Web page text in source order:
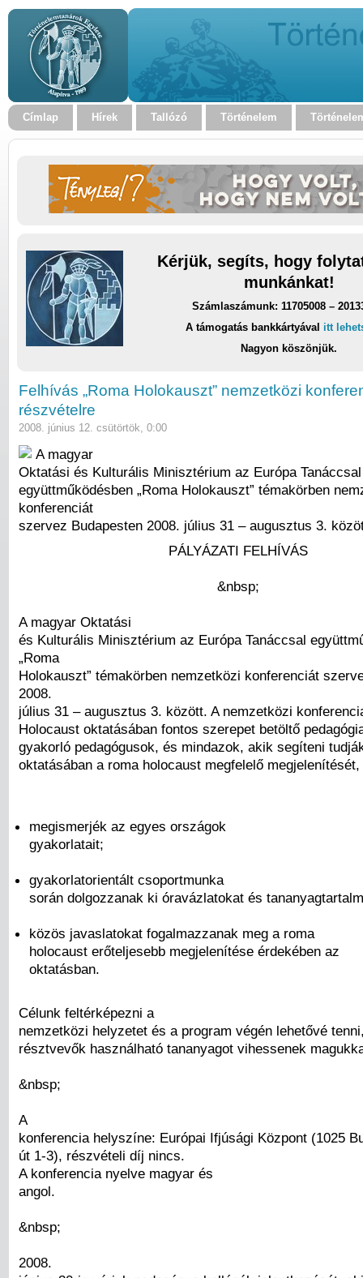
Címlap Hírek Tallózó Történelem
Kérjük, segíts, hogy
munkánkat!
Számlaszámunk: 11705008 –
A támogatás bankkártyával itt
Nagyon köszönjük.
Felhívás „Roma Holokauszt” nemzetközi
részvételre
2008. június 12. csütörtök, 0:00
A magyar
Oktatási és Kulturális Minisztérium az Európa Tanáccsal
együttműködésben „Roma Holokauszt” témakörben
konferenciát
szervez Budapesten 2008. július 31 – augusztus 3.
PÁLYÁZATI FELHÍVÁS
&nbsp;
A magyar Oktatási
és Kulturális Minisztérium az Európa Tanáccsal
„Roma
Holokauszt” témakörben nemzetközi konferenciát
2008.
július 31 – augusztus 3. között. A nemzetközi
Holocaust oktatásában fontos szerepet betöltő
gyakorló pedagógusok, és mindazok, akik segíteni
oktatásában a roma holocaust megfelelő megjelenítését,
megismerjék az egyes országok
gyakorlatait;
gyakorlatorientált csoportmunka
során dolgozzanak ki óravázlatokat és
közös javaslatokat fogalmazzanak meg a roma
holocaust erőteljesebb megjelenítése érdekében az
oktatásban.
Célunk feltérképezni a
nemzetközi helyzetet és a program végén lehetővé
résztvevők használható tananyagot vihessenek
&nbsp;
A
konferencia helyszíne: Európai Ifjúsági Központ (1025
út 1-3), részvételi díj nincs.
A konferencia nyelve magyar és
angol.
&nbsp;
2008.